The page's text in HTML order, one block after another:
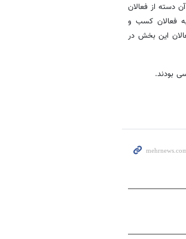
دسته از فعالان
فعالان کسب و
این بخش در
بودند.